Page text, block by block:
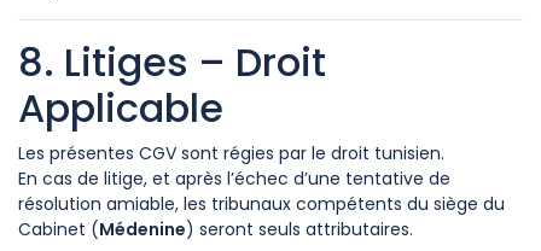
8. Litiges – Droit
Applicable
Les présentes CGV sont régies par le droit tunisien.
En cas de litige, et après l’échec d’une tentative de
résolution amiable, les tribunaux compétents du siège du
Cabinet (Médenine) seront seuls attributaires.